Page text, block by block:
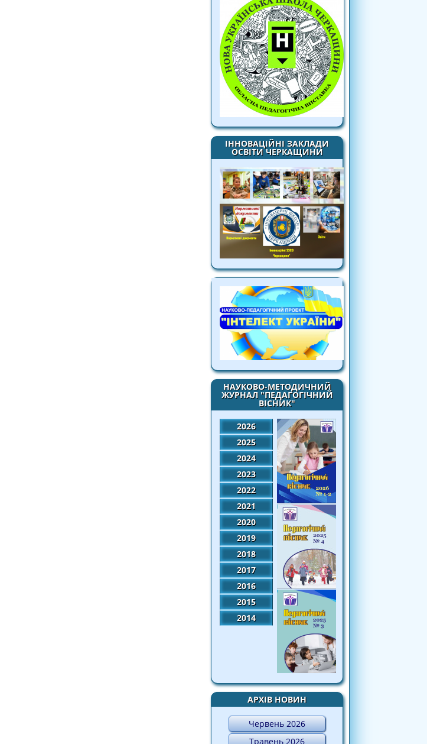
ІННОВАЦІЙНІ ЗАКЛАДИ
ОСВІТИ ЧЕРКАЩИНИ
НАУКОВО-МЕТОДИЧНИЙ
ЖУРНАЛ "ПЕДАГОГІЧНИЙ
ВІСНИК"
2026
2025
2024
2023
2022
2021
2020
2019
2018
2017
2016
2015
2014
АРХІВ НОВИН
Червень 2026
Травень 2026